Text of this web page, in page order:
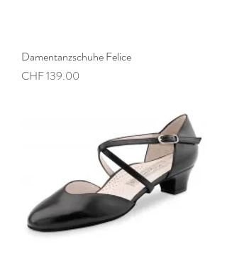
Damentanzschuhe Felice
Preis
CHF 139.00